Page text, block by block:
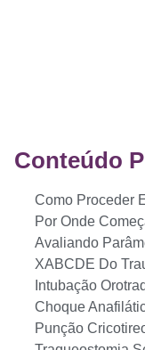
Conteúdo
Como Proceder
Por Onde
Avaliando
XABCDE Do
Intubação
Choque
Punção